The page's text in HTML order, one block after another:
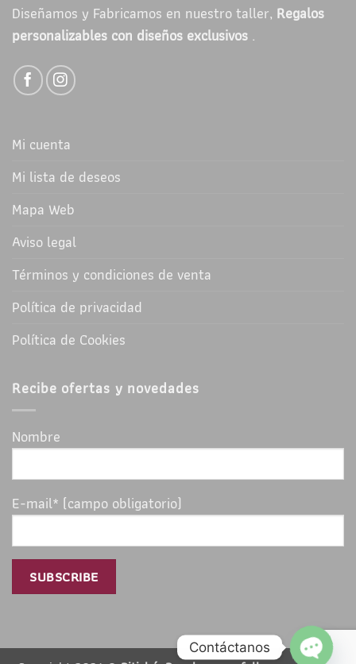
Diseñamos y Fabricamos en nuestro taller, Regalos
personalizables con diseños exclusivos .
Mi cuenta
Mi lista de deseos
Mapa Web
Aviso legal
Términos y condiciones de venta
Política de privacidad
Política de Cookies
Recibe ofertas y novedades
Nombre
E-mail* (campo obligatorio)
Contáctanos